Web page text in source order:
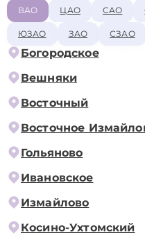
ВАО ЦАО САО
ЮЗАО ЗАО СЗАО
Богородское
Вешняки
Восточный
Восточное
Гольяново
Ивановское
Измайлово
Косино-Ухтомский